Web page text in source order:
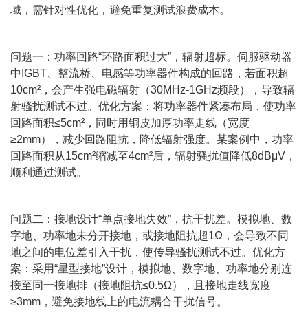
域，需针对性优化，避免重复测试浪费成本。
问题一：功率回路“环路面积过大”，辐射超标。伺服驱动器
中IGBT、整流桥、电感等功率器件构成的回路，若面积超
10cm²，会产生强电磁辐射（30MHz-1GHz频段），导致辐
射骚扰测试不过。优化方案：将功率器件紧凑布局，使功率
回路面积≤5cm²，同时用铜皮加厚功率走线（宽度
≥2mm），减少回路阻抗，降低辐射强度。某案例中，功率
回路面积从15cm²缩减至4cm²后，辐射骚扰值降低8dBμV，
顺利通过测试。
问题二：接地设计“单点接地失效”，抗干扰差。模拟地、数
字地、功率地未分开接地，或接地阻抗超1Ω，会导致不同
地之间的电位差引入干扰，使传导骚扰测试不过。优化方
案：采用“星型接地”设计，模拟地、数字地、功率地分别连
接至同一接地排（接地阻抗≤0.5Ω），且接地走线宽度
≥3mm，避免接地线上的电流耦合干扰信号。